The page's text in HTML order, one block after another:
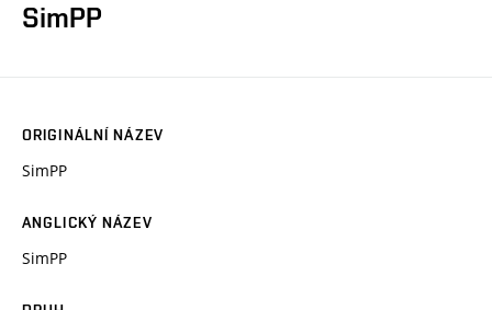
SimPP
ORIGINÁLNÍ NÁZEV
SimPP
ANGLICKÝ NÁZEV
SimPP